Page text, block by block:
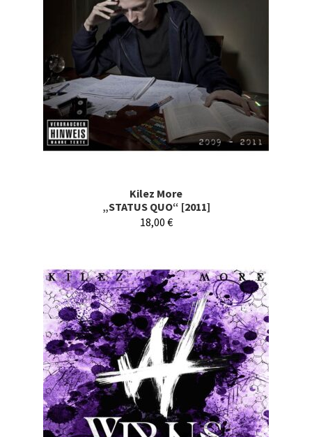
Kilez More
„STATUS QUO“ [2011]
18,00 €